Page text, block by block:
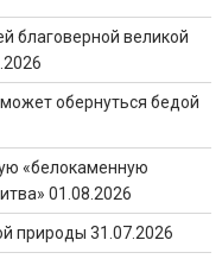
благоверной великой
обернуться бедой
«белокаменную
01.08.2026
природы 31.07.2026